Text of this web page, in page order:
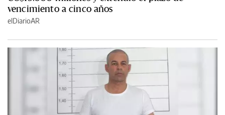
vencimiento a cinco años
elDiarioAR